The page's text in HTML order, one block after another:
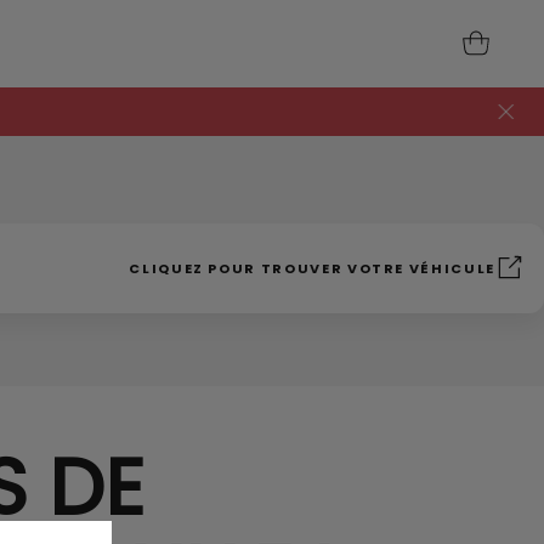
CLIQUEZ POUR TROUVER VOTRE VÉHICULE
DE